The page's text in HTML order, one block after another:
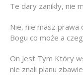
Te dary zanikły, nie
Nie, nie masz prawa
Bogu co może a
On Jest Tym Który
nie znali planu